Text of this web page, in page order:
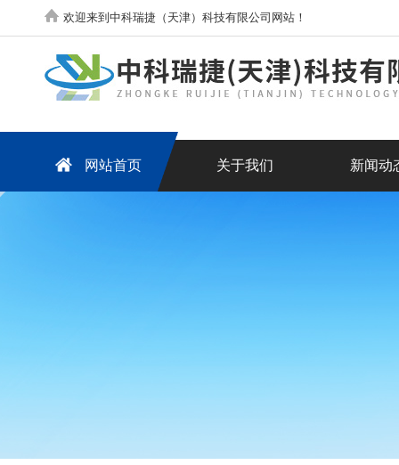
欢迎来到中科瑞捷（天津）科技有限公司网站！
网站首页 关于我们 新闻动